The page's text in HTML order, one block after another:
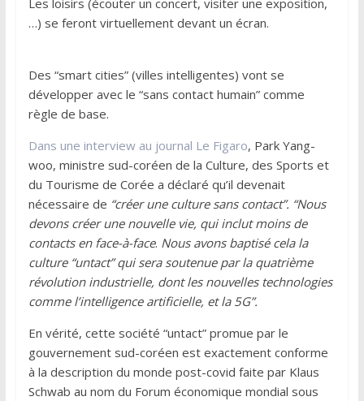
…) se feront virtuellement devant un écran.
Des “smart cities” (villes intelligentes) vont se
développer avec le “sans contact humain” comme
règle de base.
Dans une interview au journal Le Figaro, Park Yang-
woo, ministre sud-coréen de la Culture, des Sports et
du Tourisme de Corée a déclaré qu’il devenait
nécessaire de “créer une culture sans contact”. “Nous
devons créer une nouvelle vie, qui inclut moins de
contacts en face-à-face. Nous avons baptisé cela la
culture “untact” qui sera soutenue par la quatrième
révolution industrielle, dont les nouvelles technologies
comme l’intelligence artificielle, et la 5G”.
En vérité, cette société “untact” promue par le
gouvernement sud-coréen est exactement conforme
à la description du monde post-covid faite par Klaus
Schwab au nom du Forum économique mondial sous